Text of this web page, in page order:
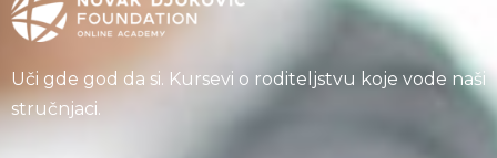
Uči gde god da si. Kursevi o roditeljstvu koje vode naši
stručnjaci.